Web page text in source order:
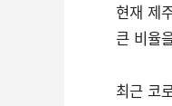
현재 제
큰 비율
최근 코